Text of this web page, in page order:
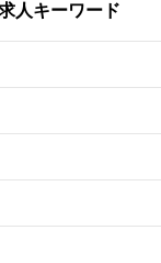
人キーワード